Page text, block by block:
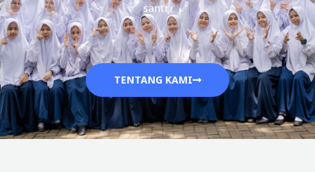
santri
TENTANG KAMI